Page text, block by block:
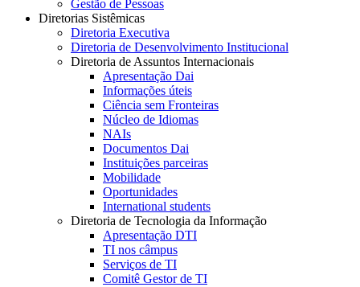
Gestão de Pessoas
Diretorias Sistêmicas
Diretoria Executiva
Diretoria de Desenvolvimento Institucional
Diretoria de Assuntos Internacionais
Apresentação Dai
Informações úteis
Ciência sem Fronteiras
Núcleo de Idiomas
NAIs
Documentos Dai
Instituições parceiras
Mobilidade
Oportunidades
International students
Diretoria de Tecnologia da Informação
Apresentação DTI
TI nos câmpus
Serviços de TI
Comitê Gestor de TI